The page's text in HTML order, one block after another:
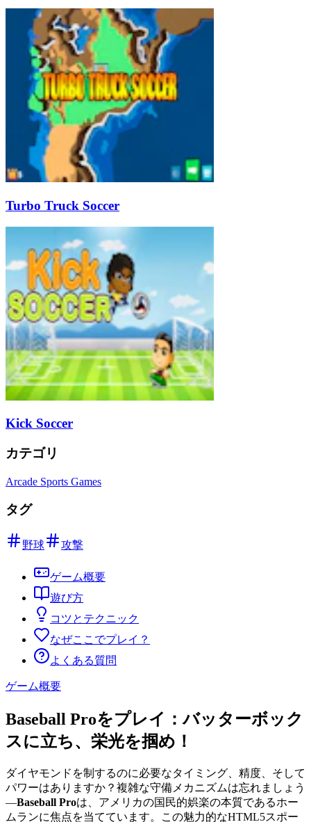
Turbo Truck Soccer
Kick Soccer
カテゴリ
Arcade Sports Games
タグ
野球 攻撃
ゲーム概要
遊び方
コツとテクニック
なぜここでプレイ？
よくある質問
ゲーム概要
Baseball Proをプレイ：バッターボック
スに立ち、栄光を掴め！
ダイヤモンドを制するのに必要なタイミング、精度、そして
パワーはありますか？複雑な守備メカニズムは忘れましょう
—Baseball Proは、アメリカの国民的娯楽の本質であるホー
ムランに焦点を当てています。この魅力的なHTML5スポー